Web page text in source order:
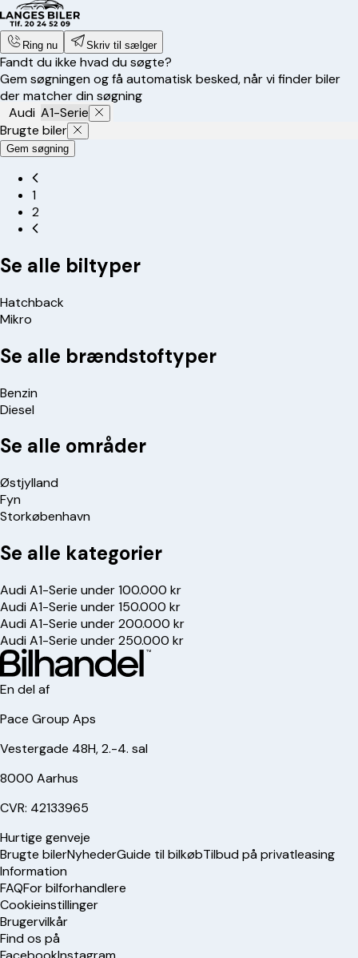
Ring nu Skriv til sælger
Fandt du ikke hvad du søgte?
Gem søgningen og få automatisk besked, når vi finder biler
der matcher din søgning
Audi A1-Serie
Brugte biler
Gem søgning
1
2
Se alle biltyper
Hatchback
Mikro
Se alle brændstoftyper
Benzin
Diesel
Se alle områder
Østjylland
Fyn
Storkøbenhavn
Se alle kategorier
Audi A1-Serie under 100.000 kr
Audi A1-Serie under 150.000 kr
Audi A1-Serie under 200.000 kr
Audi A1-Serie under 250.000 kr
En del af
Pace Group Aps
Vestergade 48H, 2.-4. sal
8000 Aarhus
CVR: 42133965
Hurtige genveje
Brugte bilerNyhederGuide til bilkøbTilbud på privatleasing
Information
FAQFor bilforhandlere
Cookieinstillinger
Brugervilkår
Find os på